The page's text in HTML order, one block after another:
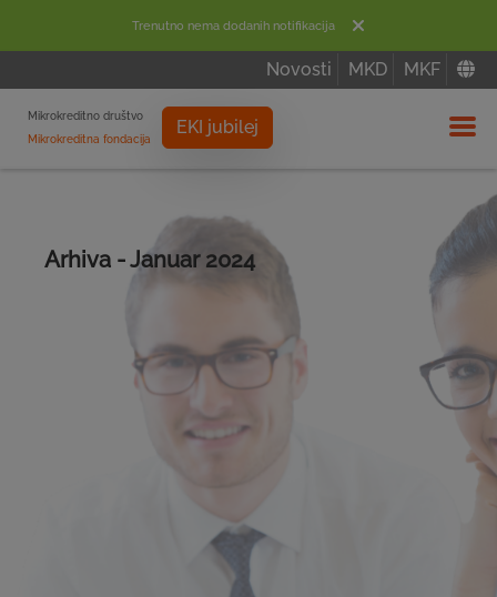
Trenutno nema dodanih notifikacija
Novosti MKD MKF
Mikrokreditno društvo
Mikrokreditna fondacija
EKI jubilej
Arhiva - Januar 2024